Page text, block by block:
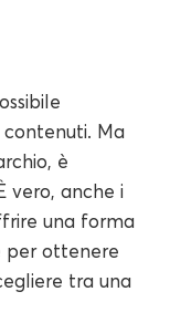
Ma
è
vero, anche i
una forma
per ottenere
tra una